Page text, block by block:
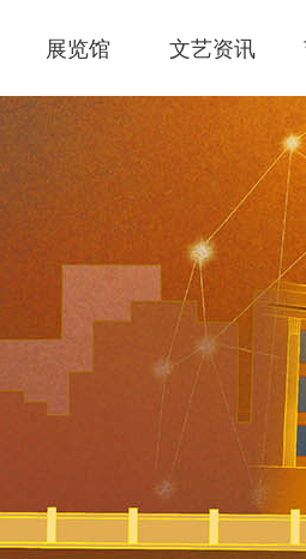
展览馆 文艺资讯